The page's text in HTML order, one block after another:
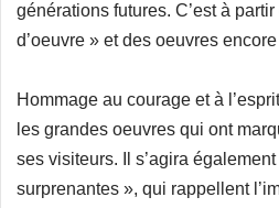
générations futures. C’est à
d’oeuvre » et des oeuvres
Hommage au courage et à
les grandes oeuvres qui ont
ses visiteurs. Il s’agira
surprenantes », qui rappellent